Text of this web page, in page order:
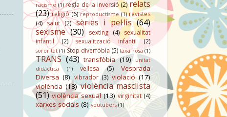
racisme (1) regla de la inversió (2) relats
(23) religió (6) reproductisme (1) revistes
(4) salut (2) sèries i pel·lis (64)
sexisme (30) sexting (4) sexualitat
infantil
(2) sexualització infantil (2)
sororitat (1) Stop diverfòbia (5) taxa rosa (1)
TRANS (43) transfòbia (19)
unitat
didàctica
(1) vellesa (5)
Vesprada
Diversa (8) vibrador (3) violació (17)
violència (18) violència masclista
(51) violència sexual (13) virginitat (4)
xarxes socials (8) youtubers (1)